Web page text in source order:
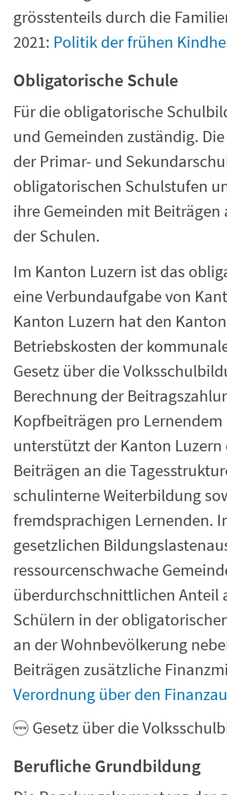
grösstenteils durch die
2021: Politik der frühen
Obligatorische Schule
Für die obligatorische
und Gemeinden zuständig.
der Primar- und
obligatorischen Schulstufen
ihre Gemeinden mit
der Schulen.
Im Kanton Luzern ist das
eine Verbundaufgabe von
Kanton Luzern hat den
Betriebskosten der
Gesetz über die
Berechnung der
Kopfbeiträgen pro
unterstützt der Kanton
Beiträgen an die
schulinterne Weiterbildung
fremdsprachigen Lernenden.
gesetzlichen
ressourcenschwache
überdurchschnittlichen Anteil
Schülern in der
an der Wohnbevölkerung
Beiträgen zusätzliche
Verordnung über den
Gesetz über die
Berufliche Grundbildung